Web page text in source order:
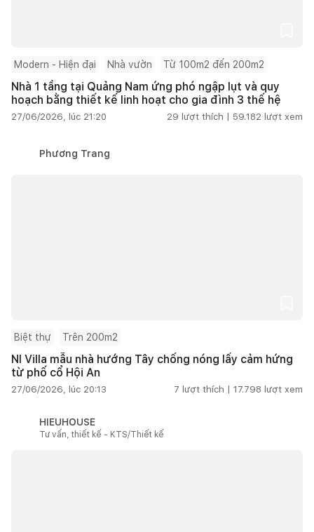
Modern - Hiện đại Nhà vườn Từ 100m2 đến 200m2
Nhà 1 tầng tại Quảng Nam ứng phó ngập lụt và quy
hoạch bằng thiết kế linh hoạt cho gia đình 3 thế hệ
27/06/2026, lúc 21:20 29 lượt thích | 59.182 lượt xem
Phương Trang
Biệt thự Trên 200m2
NI Villa mẫu nhà hướng Tây chống nóng lấy cảm hứng
từ phố cổ Hội An
27/06/2026, lúc 20:13 7 lượt thích | 17.798 lượt xem
HIEUHOUSE
Tư vấn, thiết kế - KTS/Thiết kế